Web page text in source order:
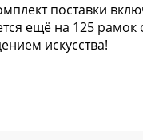
поставки
ещё на 125 рамок
искусства!